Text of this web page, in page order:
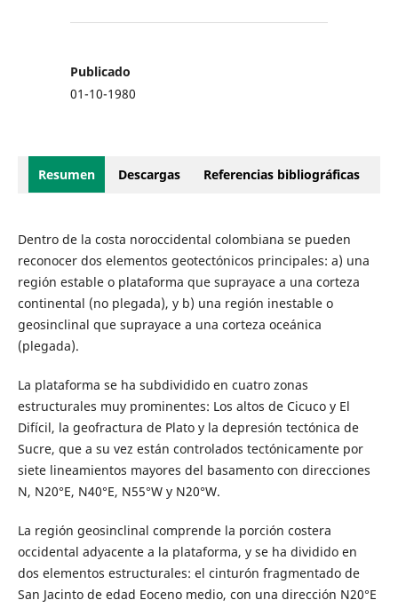
Publicado
01-10-1980
Resumen Descargas Referencias bibliográficas
Dentro de la costa noroccidental colombiana se pueden
reconocer dos elementos geotectónicos principales: a) una
región estable o plataforma que suprayace a una corteza
continental (no plegada), y b) una región inestable o
geosinclinal que suprayace a una corteza oceánica
(plegada).
La plataforma se ha subdividido en cuatro zonas
estructurales muy prominentes: Los altos de Cicuco y El
Difícil, la geofractura de Plato y la depresión tectónica de
Sucre, que a su vez están controlados tectónicamente por
siete lineamientos mayores del basamento con direcciones
N, N20°E, N40°E, N55°W y N20°W.
La región geosinclinal comprende la porción costera
occidental adyacente a la plataforma, y se ha dividido en
dos elementos estructurales: el cinturón fragmentado de
San Jacinto de edad Eoceno medio, con una dirección N20°E